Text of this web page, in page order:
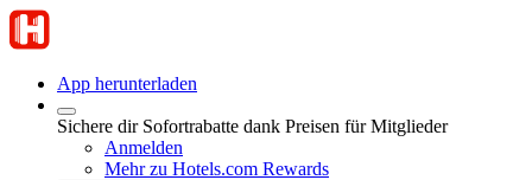
App herunterladen
Sichere dir Sofortrabatte dank Preisen für Mitglieder
Anmelden
Mehr zu Hotels.com Rewards